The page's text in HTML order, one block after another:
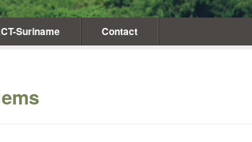
Suriname Contact